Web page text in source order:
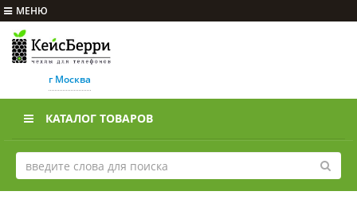
МЕНЮ
г Москва
КАТАЛОГ ТОВАРОВ